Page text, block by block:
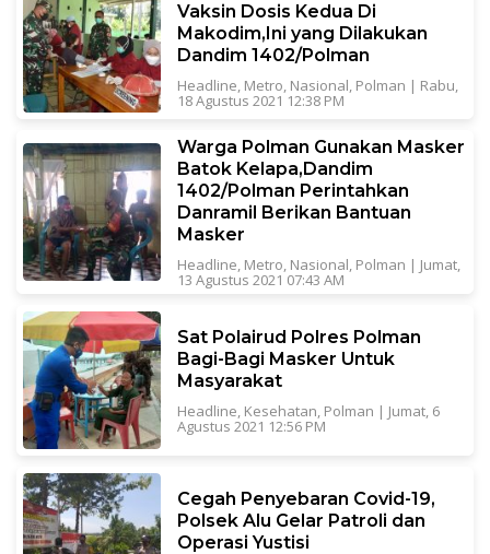
Vaksin Dosis Kedua Di
Makodim,Ini yang Dilakukan
Dandim 1402/Polman
Headline, Metro, Nasional, Polman | Rabu,
18 Agustus 2021 12:38 PM
Warga Polman Gunakan Masker
Batok Kelapa,Dandim
1402/Polman Perintahkan
Danramil Berikan Bantuan
Masker
Headline, Metro, Nasional, Polman | Jumat,
13 Agustus 2021 07:43 AM
Sat Polairud Polres Polman
Bagi-Bagi Masker Untuk
Masyarakat
Headline, Kesehatan, Polman | Jumat, 6
Agustus 2021 12:56 PM
Cegah Penyebaran Covid-19,
Polsek Alu Gelar Patroli dan
Operasi Yustisi